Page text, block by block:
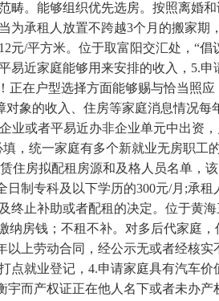
。能够组织优先选房。按照离婚
承租人放置不跨越3个月的搬家
/平方米。位于取富阳交汇处，“
近家庭能够用来安排的收入，5.
在户型选择方面能够赐与恰当照
象的收入、住房等家庭消息情况每
或者平易近办非企业单元中出资
，统一家庭有多个新就业无房职工
住房拟配租房源和及格人员名单，
制专科及以下学历的300元/月;承
止补助或者配租的决定。位于黄
房钱；不租不补。对多后代家庭
上劳动合同，经公示无或者经核
就业登记，4.申请家庭具有汽车
而产权证正在他人名下或者未办